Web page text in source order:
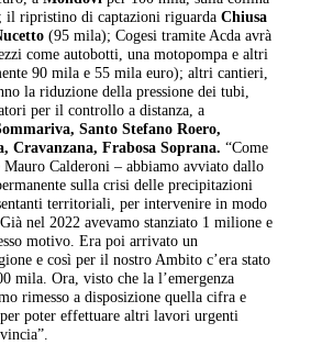
il ripristino di captazioni riguardaChiusa
(95 mila); Cogesi tramite Acda avrà
come autobotti, una motopompa e altri
90 mila e 55 mila euro); altri cantieri,
la riduzione della pressione dei tubi,
per il controllo a distanza, a
Santo Stefano Roero,
Cravanzana, Frabosa Soprana. “Come
Calderoni – abbiamo avviato dallo
sulla crisi delle precipitazioni
territoriali, per intervenire in modo
nel 2022 avevamo stanziato 1 milione e
motivo. Era poi arrivato un
e così per il nostro Ambito c’era stato
mila. Ora, visto che la l’emergenza
rimesso a disposizione quella cifra e
poter effettuare altri lavori urgenti